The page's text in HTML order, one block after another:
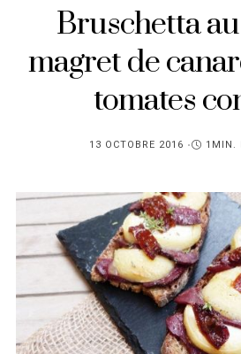
Bruschetta
magret de
tomates
PUBLIÉ
13 OCTOBRE 2016 1MIN.